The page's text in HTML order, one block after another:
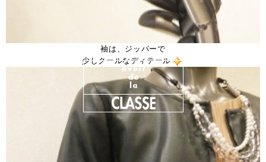
袖は、ジッパーで
少しクールなディテール